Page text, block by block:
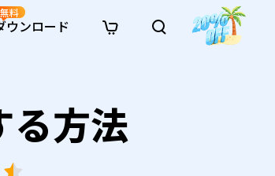
ード復元
· HDDデータ復元
データ復元
· ゴミ箱復元
イル復元
· エクセル復元
復元
· AI 3Dアクションフィギュアプロンプト
· シネマ風AI画像プロンプト
· アニメ実写化プロンプト
· AIアニメポートレートプロンプト
· 重複検索（Win）
をクローン
· 重複検索（Mac）
· ディスク容量を解放
換
ウンロード
無料
方法